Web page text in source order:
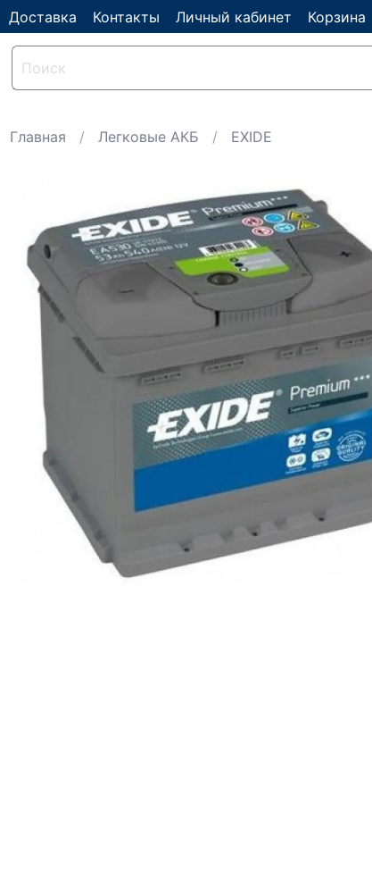
Доставка Контакты Личный кабинет Корзина
Главная Легковые АКБ EXIDE